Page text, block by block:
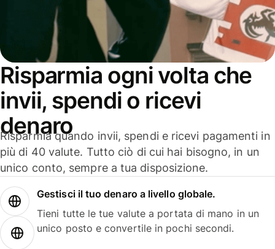
Risparmia ogni volta che
invii, spendi o ricevi
denaro
Risparmia quando invii, spendi e ricevi pagamenti in
più di 40 valute. Tutto ciò di cui hai bisogno, in un
unico conto, sempre a tua disposizione.
Gestisci il tuo denaro a livello globale.
Tieni tutte le tue valute a portata di mano in un
unico posto e convertile in pochi secondi.